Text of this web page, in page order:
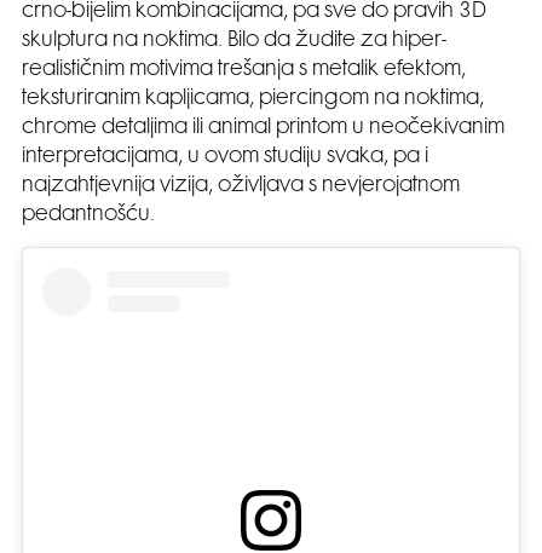
crno-bijelim kombinacijama, pa sve do pravih 3D
skulptura na noktima. Bilo da žudite za hiper-
realističnim motivima trešanja s metalik efektom,
teksturiranim kapljicama, piercingom na noktima,
chrome detaljima ili animal printom u neočekivanim
interpretacijama, u ovom studiju svaka, pa i
najzahtjevnija vizija, oživljava s nevjerojatnom
pedantnošću.